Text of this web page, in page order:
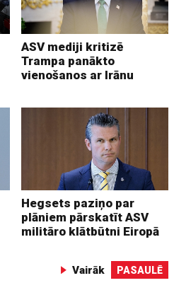
ASV mediji kritizē
Trampa panākto
vienošanos ar Irānu
Hegsets paziņo par
plāniem pārskatīt ASV
militāro klātbūtni Eiropā
Vairāk PASAULĒ